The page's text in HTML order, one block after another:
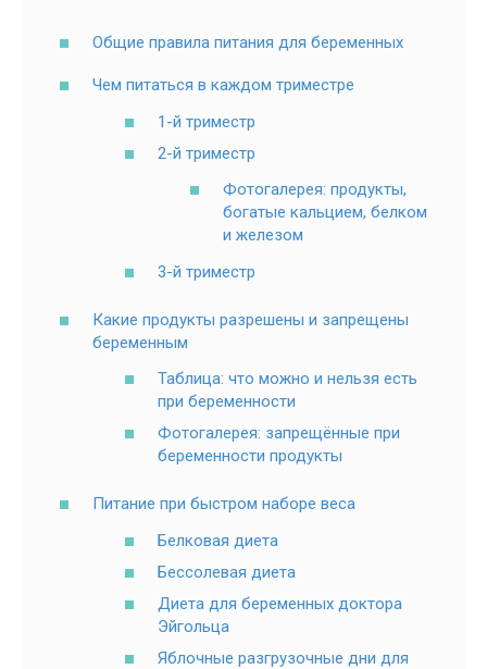
Общие правила питания для беременных
Чем питаться в каждом триместре
1-й триместр
2-й триместр
Фотогалерея: продукты,
богатые кальцием, белком
и железом
3-й триместр
Какие продукты разрешены и запрещены
беременным
Таблица: что можно и нельзя есть
при беременности
Фотогалерея: запрещённые при
беременности продукты
Питание при быстром наборе веса
Белковая диета
Бессолевая диета
Диета для беременных доктора
Эйгольца
Яблочные разгрузочные дни для